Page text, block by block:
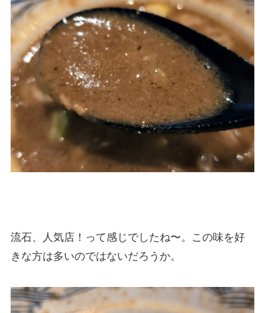
流石、人気店！って感じでしたね〜。この味を好
きな方は多いのではないだろうか。